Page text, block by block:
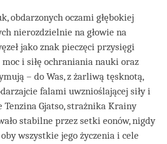
obdarzonych oczami głębokiej
nierozdzielnie na głowie na
jako znak pieczęci przysięgi
i siłę ochraniania nauki oraz
– do Was, z żarliwą tęsknotą,
falami uwznioślającej siły i
Tenzina Gjatso, strażnika Krainy
stabilne przez setki eonów, nigdy
wszystkie jego życzenia i cele